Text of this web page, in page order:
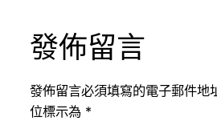
發佈留言
發佈留言必須填寫的電子郵件地
位標示為 *